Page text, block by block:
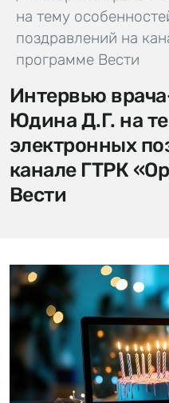
на тему
поздравлений на
программе Вести
Интервью
Юдина Д.Г. на
электронных
канале ГТРК
Вести